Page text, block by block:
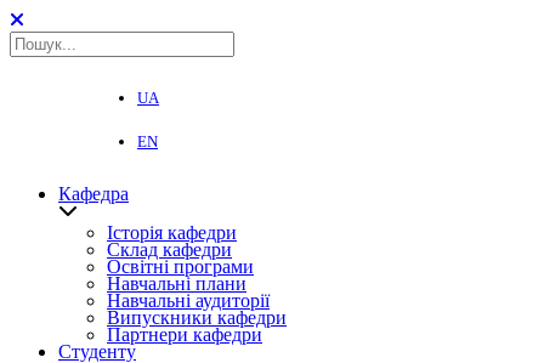
UA
EN
Кафедра
Історія кафедри
Склад кафедри
Освітні програми
Навчальні плани
Навчальні аудиторії
Випускники кафедри
Партнери кафедри
Студенту